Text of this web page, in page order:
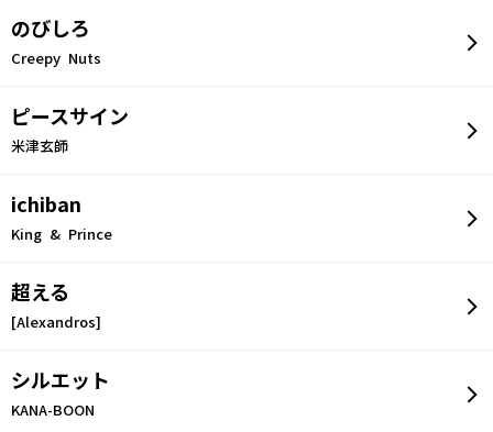
のびしろ
Creepy Nuts
ピースサイン
米津玄師
ichiban
King & Prince
超える
[Alexandros]
シルエット
KANA-BOON